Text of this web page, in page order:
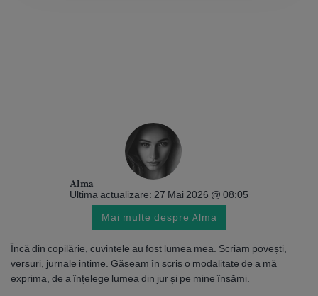
Alma
Ultima actualizare: 27 Mai 2026 @ 08:05
Mai multe despre Alma
Încă din copilărie, cuvintele au fost lumea mea. Scriam povești,
versuri, jurnale intime. Găseam în scris o modalitate de a mă
exprima, de a înțelege lumea din jur și pe mine însămi.